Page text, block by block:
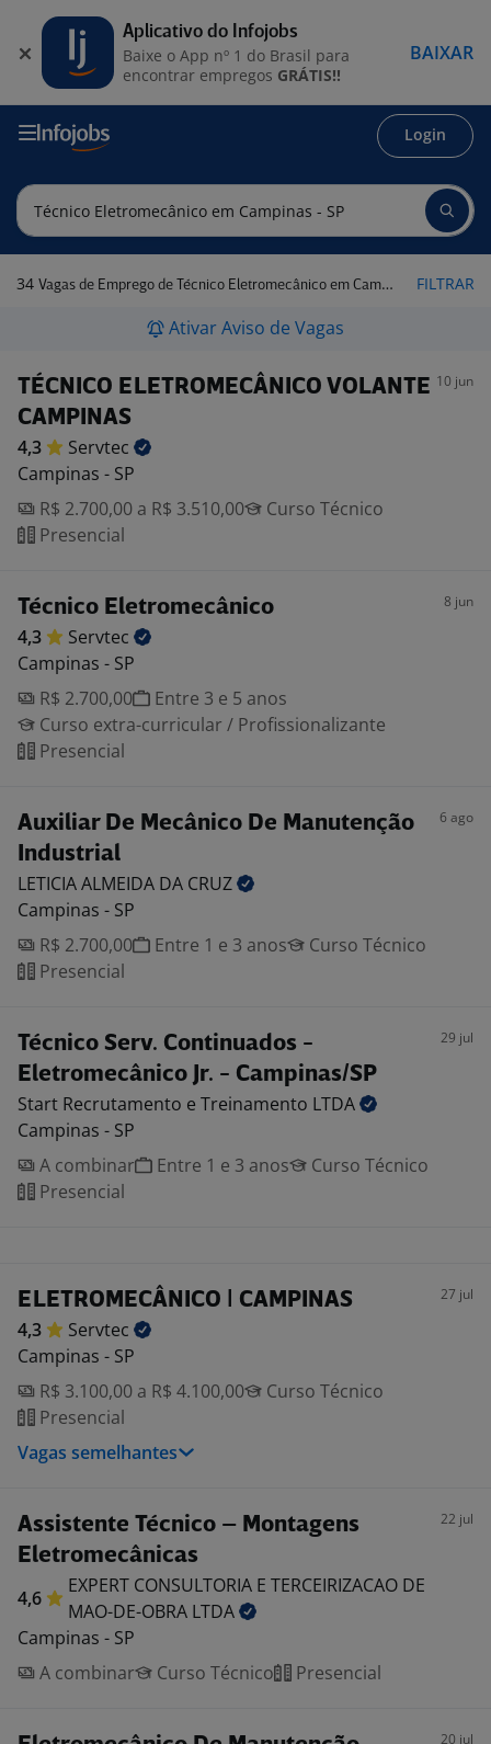
Login
34 Vagas de Emprego de Técnico Eletromecânico em Campinas - SP FILTRAR
Ativar Aviso de Vagas
TÉCNICO ELETROMECÂNICO VOLANTE
CAMPINAS
10 jun
4,3
Servtec
Campinas - SP
R$ 2.700,00 a R$ 3.510,00
Curso Técnico
Presencial
Técnico Eletromecânico 8 jun
4,3
Servtec
Campinas - SP
R$ 2.700,00
Entre 3 e 5 anos
Curso extra-curricular / Profissionalizante
Presencial
Auxiliar De Mecânico De Manutenção
Industrial
6 ago
LETICIA ALMEIDA DA CRUZ
Campinas - SP
R$ 2.700,00
Entre 1 e 3 anos
Curso Técnico
Presencial
Técnico Serv. Continuados -
Eletromecânico Jr. - Campinas/SP
29 jul
Start Recrutamento e Treinamento LTDA
Campinas - SP
A combinar
Entre 1 e 3 anos
Curso Técnico
Presencial
ELETROMECÂNICO | CAMPINAS 27 jul
4,3
Servtec
Campinas - SP
R$ 3.100,00 a R$ 4.100,00
Curso Técnico
Presencial
Vagas semelhantes
Assistente Técnico – Montagens
Eletromecânicas
22 jul
4,6
EXPERT CONSULTORIA E TERCEIRIZACAO DE
MAO-DE-OBRA LTDA
Campinas - SP
A combinar
Curso Técnico Presencial
20 jul
Aplicativo do Infojobs
Baixe o App nº 1 do Brasil para
encontrar empregos GRÁTIS!!
BAIXAR